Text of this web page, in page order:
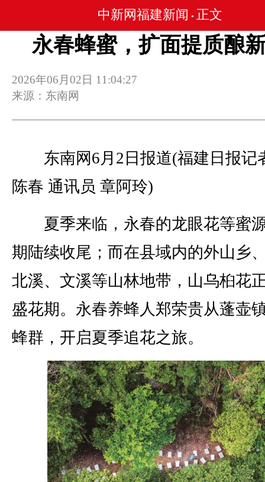
中新网福建新闻 • 正文
永春蜂蜜，扩面提质酿
2026年06月02日 11:04:27
来源：东南网
东南网6月2日报道(福建日报记
陈春 通讯员 章阿玲)
夏季来临，永春的龙眼花等蜜
期陆续收尾；而在县域内的外山乡
北溪、文溪等山林地带，山乌桕花
盛花期。永春养蜂人郑荣贵从蓬壶
蜂群，开启夏季追花之旅。